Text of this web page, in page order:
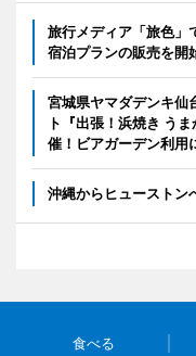
旅行メディア「旅色」
宿泊プランの販売を開
宮城県ヤマダデンキ仙
ト『出張！浜焼き う
催！ビアガーデン利用
沖縄からヒュースト
食べる